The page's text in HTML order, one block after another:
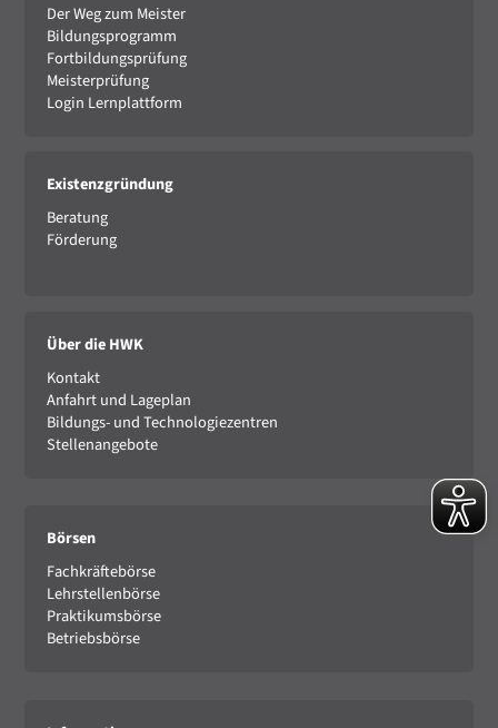
Der Weg zum Meister
Bildungsprogramm
Fortbildungsprüfung
Meisterprüfung
Login Lernplattform
Existenzgründung
Beratung
Förderung
Über die HWK
Kontakt
Anfahrt und Lageplan
Bildungs- und Technologiezentren
Stellenangebote
Börsen
Fachkräftebörse
Lehrstellenbörse
Praktikumsbörse
Betriebsbörse